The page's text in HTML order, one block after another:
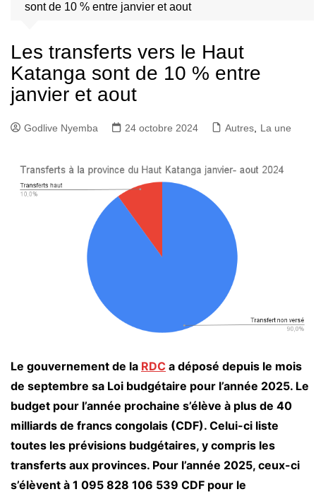
sont de 10 % entre janvier et aout
Les transferts vers le Haut
Katanga sont de 10 % entre
janvier et aout
Godlive Nyemba 24 octobre 2024 Autres La une
Le gouvernement de la RDC a déposé depuis le mois
de septembre sa Loi budgétaire pour l’année 2025. Le
budget pour l’année prochaine s’élève à plus de 40
milliards de francs congolais (CDF). Celui-ci liste
toutes les prévisions budgétaires, y compris les
transferts aux provinces. Pour l’année 2025, ceux-ci
s’élèvent à 1 095 828 106 539 CDF pour le